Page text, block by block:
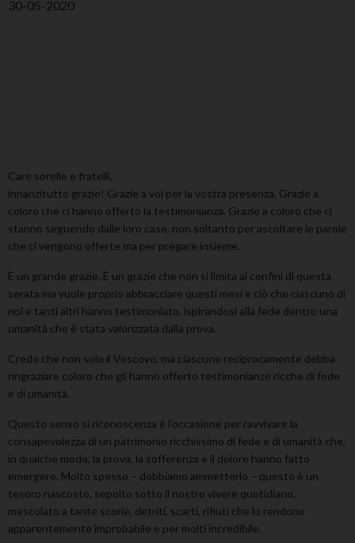
30-05-2020
Care sorelle e fratelli,
innanzitutto grazie! Grazie a voi per la vostra presenza. Grazie a
coloro che ci hanno offerto la testimonianza. Grazie a coloro che ci
stanno seguendo dalle loro case, non soltanto per ascoltare le parole
che ci vengono offerte ma per pregare insieme.
È un grande grazie. È un grazie che non si limita ai confini di questa
serata ma vuole proprio abbracciare questi mesi e ciò che ciascuno di
noi e tanti altri hanno testimoniato, ispirandosi alla fede dentro una
umanità che è stata valorizzata dalla prova.
Credo che non solo il Vescovo, ma ciascuno reciprocamente debba
ringraziare coloro che gli hanno offerto testimonianze ricche di fede
e di umanità.
Questo senso si riconoscenza è l’occasione per ravvivare la
consapevolezza di un patrimonio ricchissimo di fede e di umanità che,
in qualche modo, la prova, la sofferenza e il dolore hanno fatto
emergere. Molto spesso – dobbiamo ammetterlo – questo è un
tesoro nascosto, sepolto sotto il nostro vivere quotidiano,
mescolato a tante scorie, detriti, scarti, rifiuti che lo rendono
apparentemente improbabile e per molti incredibile.